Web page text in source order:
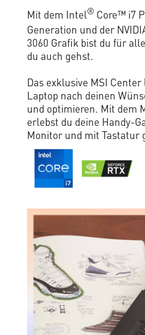
Mit dem Intel®Core™ i7
Generation und der
3060 Grafik bist du für
du auch gehst.
Das exklusive MSI
Laptop nach deinen
und optimieren. Mit dem
erlebst du deine Handy-
Monitor und mit Tastatur